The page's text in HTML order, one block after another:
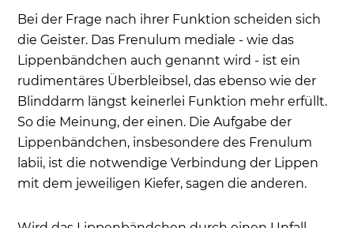
Bei der Frage nach ihrer Funktion scheiden sich
die Geister. Das Frenulum mediale - wie das
Lippenbändchen auch genannt wird - ist ein
rudimentäres Überbleibsel, das ebenso wie der
Blinddarm längst keinerlei Funktion mehr erfüllt.
So die Meinung, der einen. Die Aufgabe der
Lippenbändchen, insbesondere des Frenulum
labii, ist die notwendige Verbindung der Lippen
mit dem jeweiligen Kiefer, sagen die anderen.